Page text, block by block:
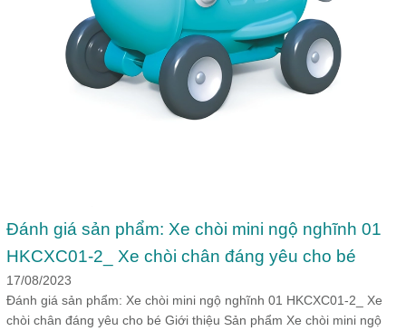
Đánh giá sản phẩm: Xe chòi mini ngộ nghĩnh 01
HKCXC01-2_ Xe chòi chân đáng yêu cho bé
17/08/2023
Đánh giá sản phẩm: Xe chòi mini ngộ nghĩnh 01 HKCXC01-2_ Xe
chòi chân đáng yêu cho bé Giới thiệu Sản phẩm Xe chòi mini ngộ